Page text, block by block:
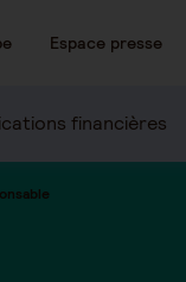
Espace presse
financières